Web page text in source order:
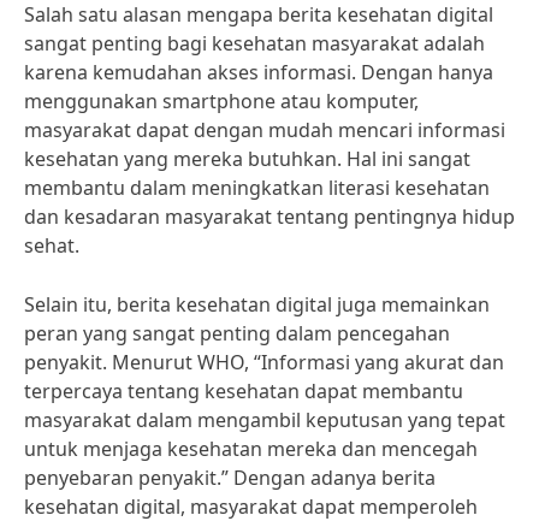
Salah satu alasan mengapa berita kesehatan digital
sangat penting bagi kesehatan masyarakat adalah
karena kemudahan akses informasi. Dengan hanya
menggunakan smartphone atau komputer,
masyarakat dapat dengan mudah mencari informasi
kesehatan yang mereka butuhkan. Hal ini sangat
membantu dalam meningkatkan literasi kesehatan
dan kesadaran masyarakat tentang pentingnya hidup
sehat.
Selain itu, berita kesehatan digital juga memainkan
peran yang sangat penting dalam pencegahan
penyakit. Menurut WHO, “Informasi yang akurat dan
terpercaya tentang kesehatan dapat membantu
masyarakat dalam mengambil keputusan yang tepat
untuk menjaga kesehatan mereka dan mencegah
penyebaran penyakit.” Dengan adanya berita
kesehatan digital, masyarakat dapat memperoleh